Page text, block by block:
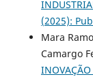
(2025):
Mara
Camargo